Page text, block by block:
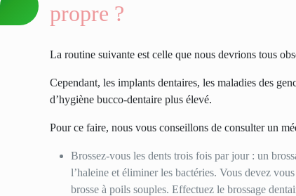
propre ?
La routine suivante est celle que nous devrions tous
Cependant,les implants dentaires, les maladies des
d’hygiène bucco-dentaire plus élevé.
Pour ce faire, nous vous conseillons de consulter un
Brossez-vous les dents trois fois par jour : un
l’haleine et éliminer les bactéries. Vous devez
brosse à poils souples. Effectuez le brossage